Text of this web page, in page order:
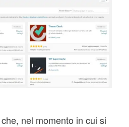
nel momento in cui si